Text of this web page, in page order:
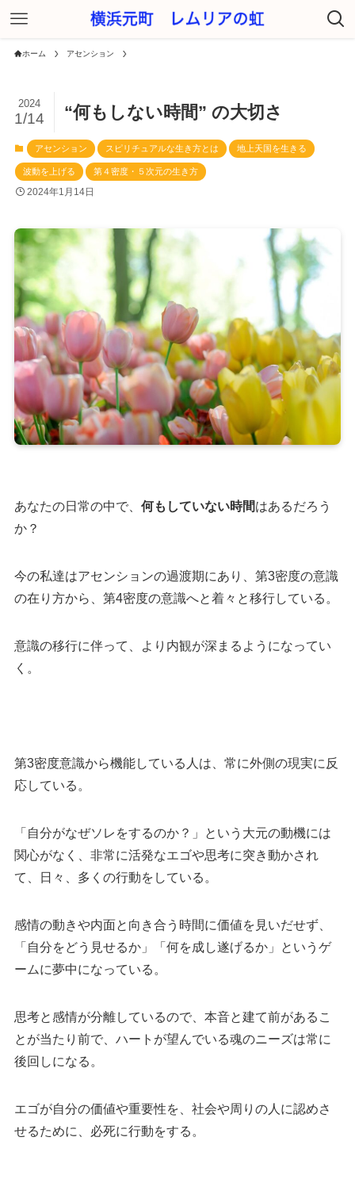
ホーム アセンション
“何もしない時間” の大切さ
2024
1/14
アセンション スピリチュアルな生き方とは 地上天国を生きる
波動を上げる 第４密度・５次元の生き方
2024年1月14日
あなたの日常の中で、 何もしていない時間はあるだろう
か？
今の私達はアセンションの過渡期にあり、第3密度の意識
の在り方から、第4密度の意識へと着々と移行している。
意識の移行に伴って、より内観が深まるようになってい
く。
第3密度意識から機能している人は、常に外側の現実に反
応している。
「自分がなぜソレをするのか？」という大元の動機には
関心がなく、非常に活発なエゴや思考に突き動かされ
て、日々、多くの行動をしている。
感情の動きや内面と向き合う時間に価値を見いだせず、
「自分をどう見せるか」「何を成し遂げるか」というゲ
ームに夢中になっている。
思考と感情が分離しているので、本音と建て前があるこ
とが当たり前で、ハートが望んでいる魂のニーズは常に
後回しになる。
エゴが自分の価値や重要性を、社会や周りの人に認めさ
せるために、必死に行動をする。